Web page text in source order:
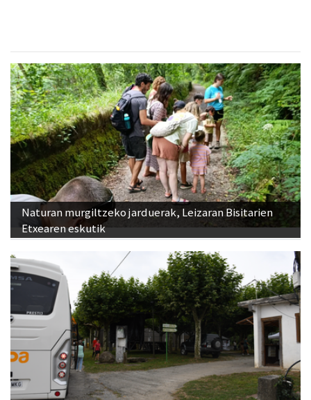
Naturan murgiltzeko jarduerak, Leizaran Bisitarien
Etxearen eskutik